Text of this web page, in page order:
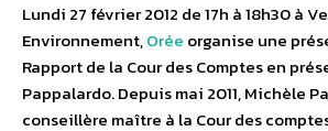
Lundi 27 février 2012 de 17h à 18h30 à
Environnement,Orée organise une
Rapport de la Cour des Comptes en
Pappalardo. Depuis mai 2011, Michèle
conseillère maître à la Cour des